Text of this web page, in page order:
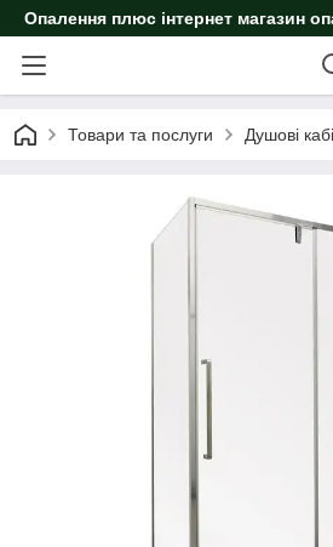
Опалення плюс інтернет магазин
Товари та послуги Душові